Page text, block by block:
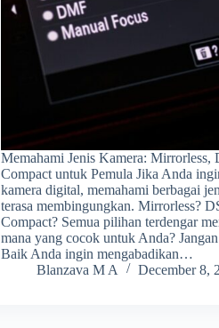
Memahami Jenis Kamera: Mirrorless,
Compact untuk Pemula Jika Anda
kamera digital, memahami berbagai
terasa membingungkan. Mirrorless?
Compact? Semua pilihan terdengar
mana yang cocok untuk Anda?
Baik Anda ingin mengabadikan…
Blanzava M A
December 8,